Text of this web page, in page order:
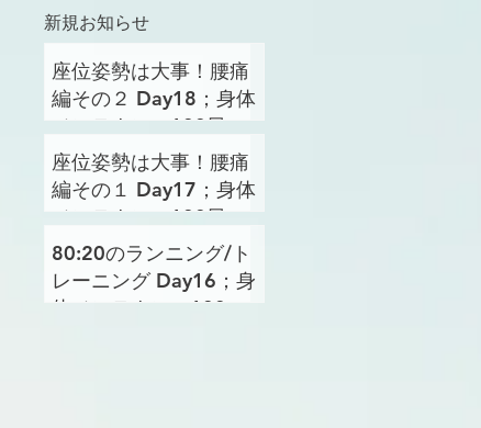
新規お知らせ
座位姿勢は大事！腰痛
編その２ Day18；身体
メンテナンス100日プ
ロジェクト
座位姿勢は大事！腰痛
編その１ Day17；身体
メンテナンス100日プ
ロジェクト
80:20のランニング/ト
レーニング Day16；身
体メンテナンス100日